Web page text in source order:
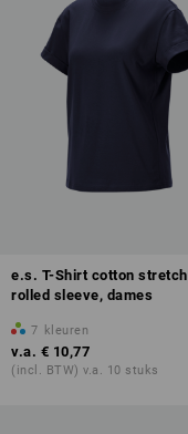
e.s. T-Shirt cotton stretch
rolled sleeve, dames
7 kleuren
v.a. € 10,77
(incl. BTW) v.a. 10 stuks